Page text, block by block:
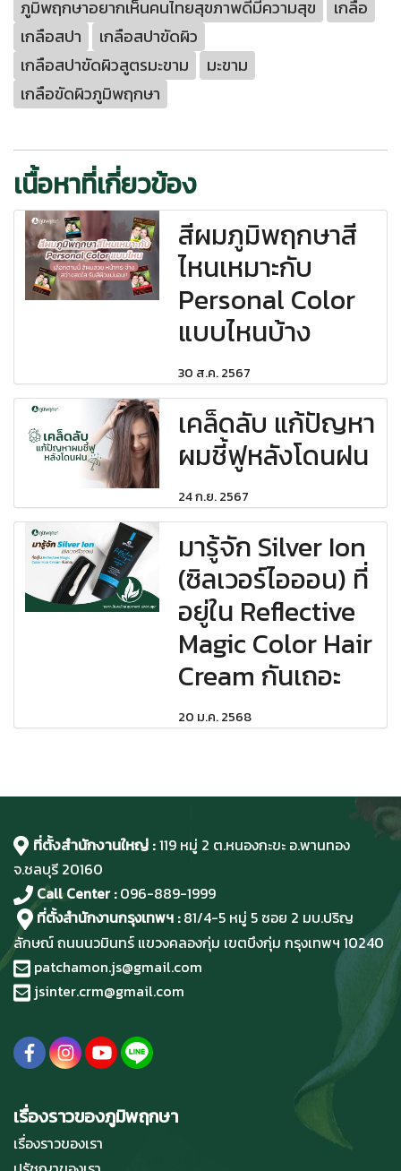
ภูมิพฤกษาอยากเห็นคนไทยสุขภาพดีมีความสุข
เกลือ
เกลือสปา
เกลือสปาขัดผิว
เกลือสปาขัดผิวสูตรมะขาม
มะขาม
เกลือขัดผิวภูมิพฤกษา
เนื้อหาที่เกี่ยวข้อง
สีผมภูมิพฤกษาสี
ไหนเหมาะกับ
Personal Color
แบบไหนบ้าง
30 ส.ค. 2567
เคล็ดลับ แก้ปัญหา
ผมชี้ฟูหลังโดนฝน
24 ก.ย. 2567
มารู้จัก Silver Ion
(ซิลเวอร์ไอออน) ที่
อยู่ใน Reflective
Magic Color Hair
Cream กันเถอะ
20 ม.ค. 2568
ที่ตั้งสำนักงานใหญ่ :119 หมู่ 2 ต.หนองกะขะ อ.พานทอง
จ.ชลบุรี 20160
Call Center :096-889-1999
ที่ตั้งสำนักงานกรุงเทพฯ : 81/4-5 หมู่ 5 ซอย 2 มบ.ปริญ
ลักษณ์ ถนนนวมินทร์ แขวงคลองกุ่ม เขตบึงกุ่ม กรุงเทพฯ 10240
patchamon.js@gmail.com
jsinter.crm@gmail.com
เรื่องราวของภูมิพฤกษา
เรื่องราวของเรา